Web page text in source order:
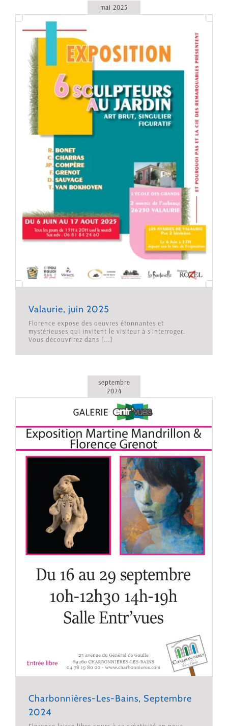
mai 2025
Valaurie, juin 2025
Florence expose des oeuvres étonnantes et
mystérieuses qui invitent le visiteur à s'interroger.
Vous découvrirez dans [...]
septembre
2024
Charbonnières-Les-Bains, Septembre
2024